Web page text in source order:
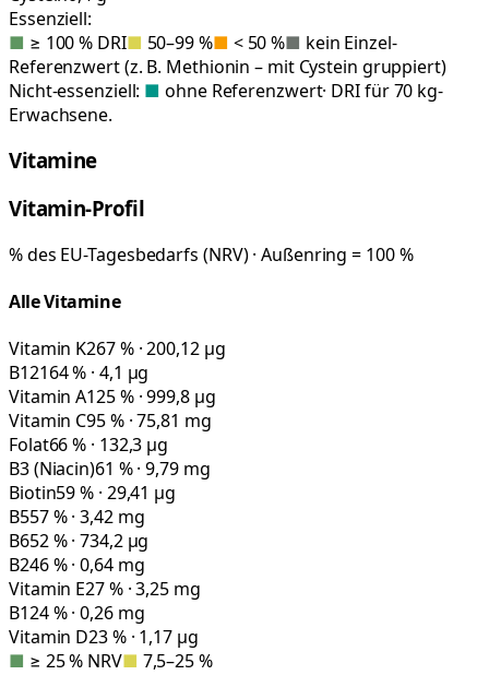
Essenziell:
■ ≥ 100 % DRI■ 50–99 %■ < 50 %■ kein Einzel-
Referenzwert (z. B. Methionin – mit Cystein gruppiert)
Nicht-essenziell: ■ ohne Referenzwert· DRI für 70 kg-
Erwachsene.
Vitamine
Vitamin-Profil
% des EU-Tagesbedarfs (NRV) · Außenring = 100 %
Alle Vitamine
Vitamin K267 % · 200,12 µg
B12164 % · 4,1 µg
Vitamin A125 % · 999,8 µg
Vitamin C95 % · 75,81 mg
Folat66 % · 132,3 µg
B3 (Niacin)61 % · 9,79 mg
Biotin59 % · 29,41 µg
B557 % · 3,42 mg
B652 % · 734,2 µg
B246 % · 0,64 mg
Vitamin E27 % · 3,25 mg
B124 % · 0,26 mg
Vitamin D23 % · 1,17 µg
■ ≥ 25 % NRV■ 7,5–25 %